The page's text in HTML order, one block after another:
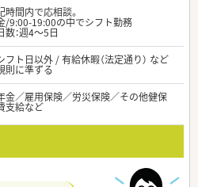
間内で応相談。
/9:00-19:00の中でシフト勤務
数：週4～5日
フト日以外 / 有給休暇（法定通り） など
則に準ずる
金／雇用保険／労災保険／その他健保
支給など